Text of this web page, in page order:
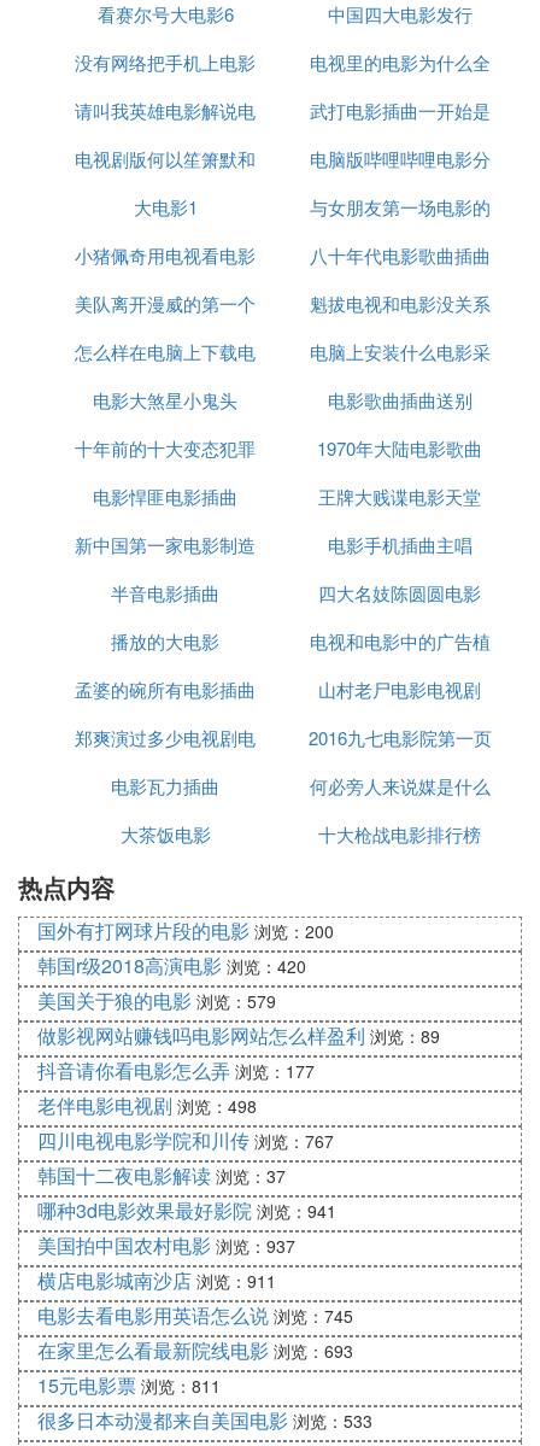
18岁，颜值自然是没话说，那种年轻人沉浸在爱情中
的感觉，也被演绎得很动人。
3. bbc评选21世纪最伟 大电影top100所用
的背景音乐叫什么
曲目1：梦之安魂曲 - 纯钢琴版，由Various Artists演
安魂曲》原声带，作曲为Clint Mansell。
ersen创作，收录于电影《天使爱美丽》原声带专辑L
e Fabuleux Destin d'Amélie Poulain中。
曲目3：Funnel Of Love，歌手为Sqürl / Madeline Fol
s Left Alive (Original Motion Picture Soundtrack)。
en Foster，收录于电影《卡罗尔》原声带专辑Caro
曲目5：Hans Zimmer--Time，曲目来自电影《盗梦
曲目6：Chasing Down Sadness，歌手为Michael Gi
de Out (Original Motion Picture Soundtrack)。
曲目7：Night Fight，歌手为谭盾 / 马友友，收录于电
影《卧虎藏龙》原声带。
曲目8：In a Lonely Place，歌手为曹英沃，收录于电
影《老男孩》原声带专辑올드보이 O.S.T。
曲目9：Fare Thee Well (Dink's Song)，歌手为Oscar
Isaac / Marcus Mumford，收录于电影《醉乡民谣》
原声带专辑Inside Llewyn Davis。
曲目10：Angkor Wat Theme I，歌手为Michael Gala
sso，收录于电影《花样年华》原声大碟。
曲目11：Llorando (Crying)，歌手为Angelo Badalam
enti，收录于电影《穆赫兰道》原声带专辑Mulhollan
d Drive Original Sound Track。
4. 求女大男小的忘年恋电影拜托各位大神
看赛尔号大电影6
中国四大电影发行
没有网络把手机上电影
投屏到电视
电视里的电影为什么全
是付费
请叫我英雄电影解说电
视剧版
武打电影插曲一开始是
敲鼓
电视剧版何以笙箫默和
电影版何以笙箫默
电脑版哔哩哔哩电影分
区在哪
大电影1
与女朋友第一场电影的
诗词
小猪佩奇用电视看电影
八十年代电影歌曲插曲
美队离开漫威的第一个
电影
魁拔电视和电影没关系
怎么样在电脑上下载电
影电视剧
电脑上安装什么电影采
集器
电影大煞星小鬼头
电影歌曲插曲送别
十年前的十大变态犯罪
电影
1970年大陆电影歌曲
电影悍匪电影插曲
王牌大贱谍电影天堂
新中国第一家电影制造
厂
电影手机插曲主唱
半音电影插曲
四大名妓陈圆圆电影
播放的大电影
电视和电影中的广告植
入
孟婆的碗所有电影插曲
山村老尸电影电视剧
郑爽演过多少电视剧电
影歌曲
2016九七电影院第一页
电影瓦力插曲
何必旁人来说媒是什么
电影的插曲
大茶饭电影 十大枪战电影排行榜
热点内容
国外有打网球片段的电影 浏览：200
韩国r级2018高演电影 浏览：420
美国关于狼的电影 浏览：579
做影视网站赚钱吗电影网站怎么样盈利 浏览：89
抖音请你看电影怎么弄 浏览：177
老伴电影电视剧 浏览：498
四川电视电影学院和川传 浏览：767
韩国十二夜电影解读 浏览：37
哪种3d电影效果最好影院 浏览：941
美国拍中国农村电影 浏览：937
横店电影城南沙店 浏览：911
电影去看电影用英语怎么说 浏览：745
在家里怎么看最新院线电影 浏览：693
15元电影票 浏览：811
很多日本动漫都来自美国电影 浏览：533